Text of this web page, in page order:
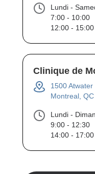
Lundi -
7:00 - 10:00
12:00 - 15:00
Clinique de
1500 Atwater
Montreal,
Lundi -
9:00 - 12:30
14:00 - 17:00